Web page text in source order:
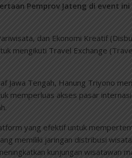
Pemprov Jateng di event
dan Ekonomi Kreatif
mengikuti Travel Exchange
Jawa Tengah, Hanung Triyono
memperluas akses pasar
yang efektif untuk
memiliki jaringan distribusi
kunjungan wisatawan